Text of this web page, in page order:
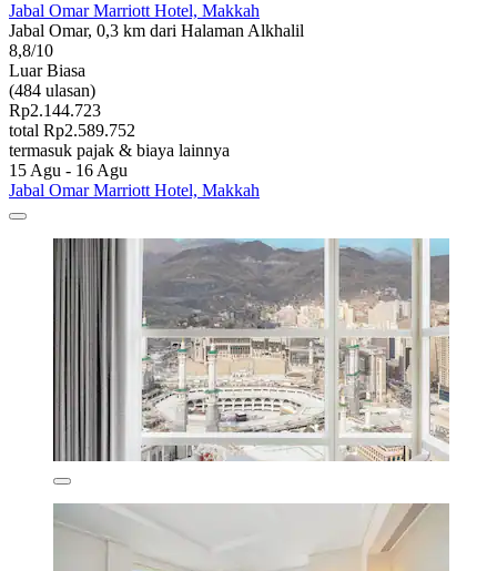
Jabal Omar Marriott Hotel, Makkah
Jabal Omar, 0,3 km dari Halaman Alkhalil
8,8/10
Luar Biasa
(484 ulasan)
Rp2.144.723
total Rp2.589.752
termasuk pajak & biaya lainnya
15 Agu - 16 Agu
Jabal Omar Marriott Hotel, Makkah